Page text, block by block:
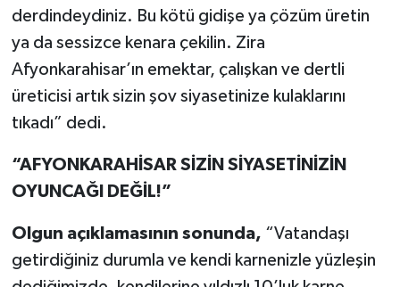
derdindeydiniz. Bu kötü gidişe ya çözüm üretin
ya da sessizce kenara çekilin. Zira
Afyonkarahisar’ın emektar, çalışkan ve dertli
üreticisi artık sizin şov siyasetinize kulaklarını
tıkadı” dedi.
“AFYONKARAHİSAR SİZİN SİYASETİNİZİN
OYUNCAĞI DEĞİL!”
Olgun açıklamasının sonunda, “Vatandaşı
getirdiğiniz durumla ve kendi karnenizle yüzleşin